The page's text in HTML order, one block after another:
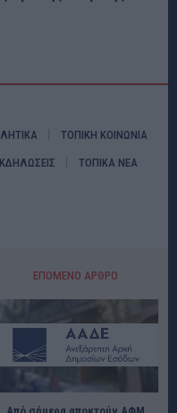
ΤΟΠΙΚΗ ΚΟΙΝΩΝΙΑ
ΤΟΠΙΚΑ ΝΕΑ
ΕΠΌΜΕΝΟ ΆΡΘΡΟ